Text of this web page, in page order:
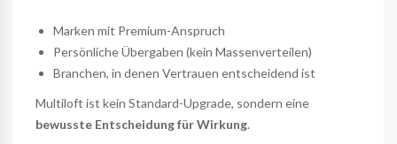
Marken mit Premium-Anspruch
Persönliche Übergaben (kein Massenverteilen)
Branchen, in denen Vertrauen entscheidend ist
Multiloft ist kein Standard-Upgrade, sondern eine
bewusste Entscheidung für Wirkung.